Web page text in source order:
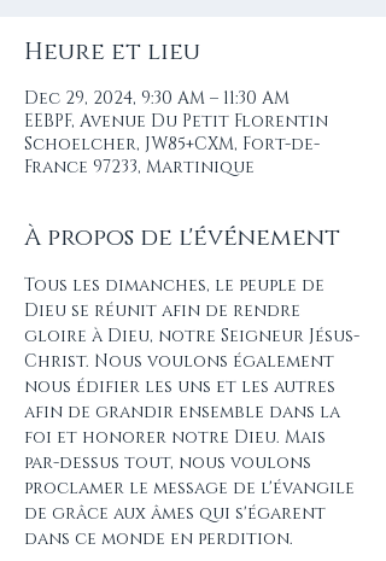
Heure et lieu
Dec 29, 2024, 9:30 AM – 11:30 AM
EEBPF, Avenue Du Petit Florentin
Schoelcher, JW85+CXM, Fort-de-
France 97233, Martinique
À propos de l'événement
Tous les dimanches, le peuple de
Dieu se réunit afin de rendre
gloire à Dieu, notre Seigneur Jésus-
Christ. Nous voulons également
nous édifier les uns et les autres
afin de grandir ensemble dans la
foi et honorer notre Dieu. Mais
par-dessus tout, nous voulons
proclamer le message de l'évangile
de grâce aux âmes qui s'égarent
dans ce monde en perdition.